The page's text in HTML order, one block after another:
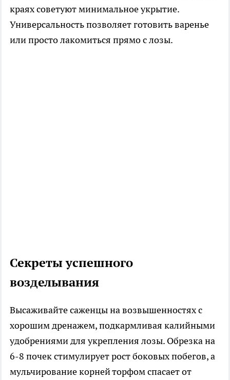
краях советуют минимальное укрытие.
Универсальность позволяет готовить варенье
или просто лакомиться прямо с лозы.​
Секреты успешного
возделывания
Высаживайте саженцы на возвышенностях с
хорошим дренажем, подкармливая калийными
удобрениями для укрепления лозы. Обрезка на
6-8 почек стимулирует рост боковых побегов, а
мульчирование корней торфом спасает от